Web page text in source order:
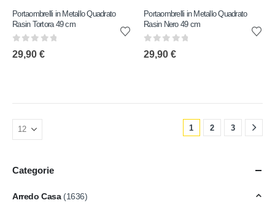
Portaombrelli in Metallo Quadrato
Rasin Tortora 49 cm
0 out of 5
29,90 €
Portaombrelli in Metallo Quadrato
Rasin Nero 49 cm
0 out of 5
29,90 €
1 2 3
Categorie
Arredo Casa (1636)